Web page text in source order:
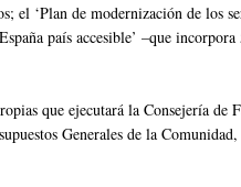
el ‘Plan de modernización de los
país accesible’ –que incorpora
que ejecutará la Consejería de
Generales de la